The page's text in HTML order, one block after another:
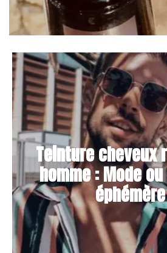
Teinture cheveux
homme : Mode